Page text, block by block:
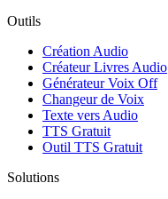
Outils
Création Audio
Créateur Livres Audio
Générateur Voix Off
Changeur de Voix
Texte vers Audio
TTS Gratuit
Outil TTS Gratuit
Solutions